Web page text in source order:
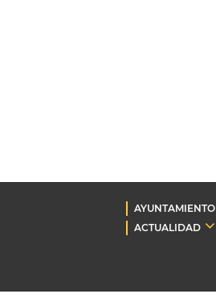
AYUNTAMIENTO
ACTUALIDAD